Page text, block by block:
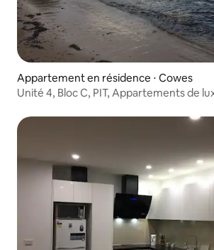
Appartement en résidence ⋅ Cowes
Unité 4, Bloc C, PIT, Appartements de